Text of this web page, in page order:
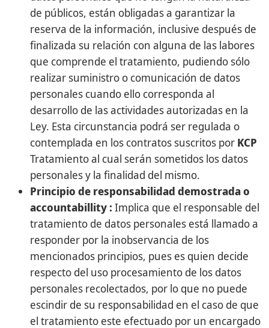
de públicos, están obligadas a garantizar la
reserva de la información, inclusive después de
finalizada su relación con alguna de las labores
que comprende el tratamiento, pudiendo sólo
realizar suministro o comunicación de datos
personales cuando ello corresponda al
desarrollo de las actividades autorizadas en la
Ley. Esta circunstancia podrá ser regulada o
contemplada en los contratos suscritos por KCP
Tratamiento al cual serán sometidos los datos
personales y la finalidad del mismo.
Principio de responsabilidad demostrada o
accountabillity : Implica que el responsable del
tratamiento de datos personales está llamado a
responder por la inobservancia de los
mencionados principios, pues es quien decide
respecto del uso procesamiento de los datos
personales recolectados, por lo que no puede
escindir de su responsabilidad en el caso de que
el tratamiento este efectuado por un encargado